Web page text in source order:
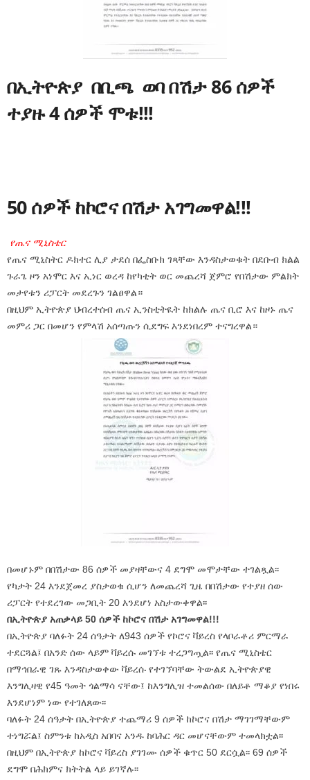
በኢትዮጵያ በቢጫ ወባ በሽታ 86 ሰዎች
ተያዙ 4 ሰዎች ሞቱ!!!
50 ሰዎችከኮሮና በሽታ አገግመዋል!!!
የጤና ሚኒስቴር
የጤና ሚኒስትር ዶክተር ሊያ ታደሰ በፌስቡክ ገጻቸው እንዳስታወቁት በደቡብ ክልል
ጉራጌ ዞን አነሞር እና ኢነር ወረዳ ከየካቲት ወር መጨረሻ ጀምሮ የበሽታው ምልክት
መታየቱን ሪፓርት መደረጉን ገልፀዋል።
በዚህም ኢትዮጵያ ህብረተሰብ ጤና ኢንስቲትዪት ከክልሉ ጤና ቢሮ እና ከዞኑ ጤና
መምሪ ጋር በመሆን የምላሽ አሰጣጡን ሲደግፍ እንደነበረም ተናግረዋል።
በመሆኑም በበሽታው 86 ሰዎች መያዛቸውና 4 ደግሞ መሞታቸው ተገልጿል፡፡
የካታት 24 እንደጀመረ ያስታወቁ ሲሆን ለመጨረሻ ጊዜ በበሽታው የተያዘ ሰው
ሪፓርት የተደረገው መጋቢት 20 እንደሆነ አስታውቀዋል፡፡
በኢትዮጵያ አጠቃላይ 50 ሰዎች ከኮሮና በሽታ አገግመዋል!!!
በኢትዮጵያ ባለፉት 24 ሰዓታት ለ943 ሰዎች የኮሮና ቫይረስ የላቦራቶሪ ምርማራ
ተደርጓል፤ በአንድ ሰው ላይም ቫይረሱ መገኘቱ ተረጋግጧል፡፡ የጤና ሚኒስቴር
በማኅበራዊ ገጹ እንዳስታወቀው ቫይረሱ የተገኘባቸው ትውልደ ኢትዮጵያዊ
እንግሊዛዊ የ45 ዓመት ጎልማሳ ናቸው፤ ከእንግሊዝ ተመልሰው በለይቶ ማቆያ የነበሩ
እንደሆነም ነው የተገለጸው፡፡
ባለፉት 24 ሰዓታት በኢትዮጵያ ተጨማሪ 9 ሰዎች ከኮሮና በሽታ ማገገማቸውም
ተነግሯል፤ ስምንቱ ከአዲስ አበባና አንዱ ከባሕር ዳር መሆናቸውም ተመላክቷል፡፡
በዚህም በኢትዮጵያ ከኮሮና ቫይረስ ያገገሙ ሰዎች ቁጥር 50 ደርሷል፡፡ 69 ሰዎች
ደግሞ በሕክምና ክትትል ላይ ይገኛሉ፡፡